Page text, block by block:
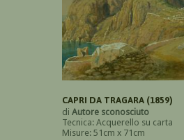
CAPRI DA TRAGARA (1859)
di Autore sconosciuto
Tecnica: Acquerello su carta
Misure: 51cm x 71cm